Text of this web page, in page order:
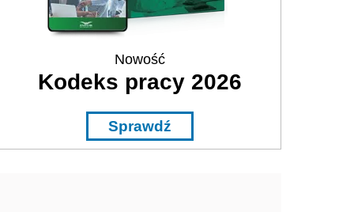
Nowość
Kodeks pracy 2026
Sprawdź